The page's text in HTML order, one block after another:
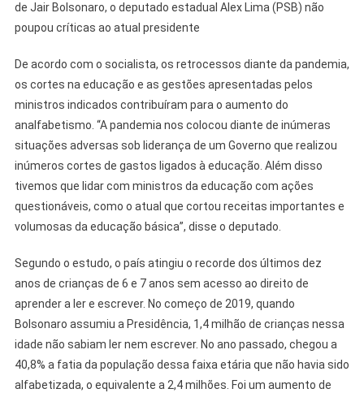
de Jair Bolsonaro, o deputado estadual Alex Lima (PSB) não
poupou críticas ao atual presidente
De acordo com o socialista, os retrocessos diante da pandemia,
os cortes na educação e as gestões apresentadas pelos
ministros indicados contribuíram para o aumento do
analfabetismo. “A pandemia nos colocou diante de inúmeras
situações adversas sob liderança de um Governo que realizou
inúmeros cortes de gastos ligados à educação. Além disso
tivemos que lidar com ministros da educação com ações
questionáveis, como o atual que cortou receitas importantes e
volumosas da educação básica”, disse o deputado.
Segundo o estudo, o país atingiu o recorde dos últimos dez
anos de crianças de 6 e 7 anos sem acesso ao direito de
aprender a ler e escrever. No começo de 2019, quando
Bolsonaro assumiu a Presidência, 1,4 milhão de crianças nessa
idade não sabiam ler nem escrever. No ano passado, chegou a
40,8% a fatia da população dessa faixa etária que não havia sido
alfabetizada, o equivalente a 2,4 milhões. Foi um aumento de